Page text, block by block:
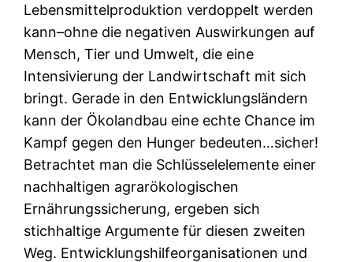
Lebensmittelproduktion verdoppelt werden
kann–ohne die negativen Auswirkungen auf
Mensch, Tier und Umwelt, die eine
Intensivierung der Landwirtschaft mit sich
bringt. Gerade in den Entwicklungsländern
kann der Ökolandbau eine echte Chance im
Kampf gegen den Hunger bedeuten…sicher!
Betrachtet man die Schlüsselelemente einer
nachhaltigen agrarökologischen
Ernährungssicherung, ergeben sich
stichhaltige Argumente für diesen zweiten
Weg. Entwicklungshilfeorganisationen und